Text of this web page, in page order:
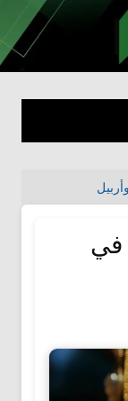
في